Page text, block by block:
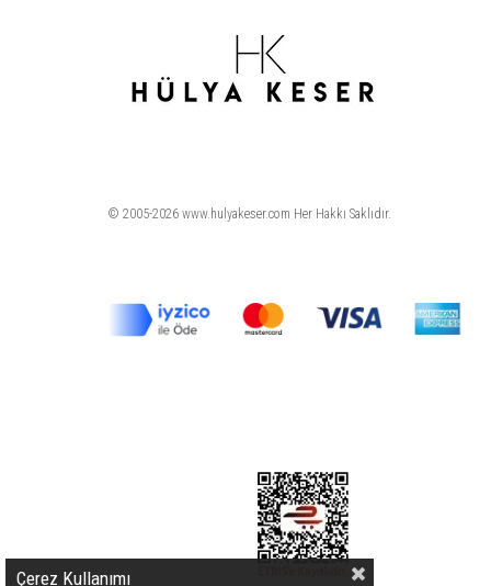
© 2005-2026 www.hulyakeser.com Her Hakkı Saklıdır.
Çerez Kullanımı